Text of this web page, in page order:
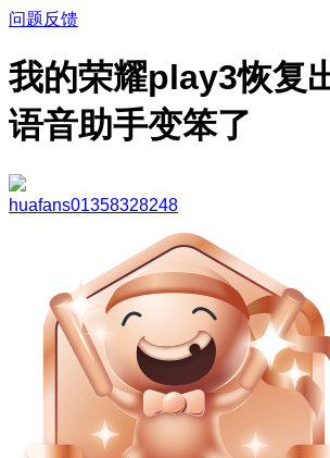
问题反馈
我的荣耀play3恢复
语音助手变笨了
huafans01358328248